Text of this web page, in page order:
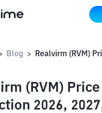
Blog >
(RVM) Price
2026,